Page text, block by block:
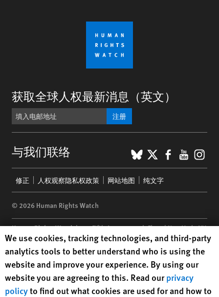
获取全球人权最新消息（英文）
注册
与我们联络 BlueSky
X
menu
修正 人权观察隐私权政策 网站地图 纯文字
© 2026 Human Rights Watch
Human Rights Watch| 350 Fifth Avenue, 34th Floor | New York,NY
10118-3299USA|t 1.212.290.4700
Human Rights Watchis a 501(C)(3) nonprofit registered in the US
under EIN: 13-2875808
Human Rights Watch cookie preferences
We use cookies, tracking technologies, and third-party
analytics tools to better understand who is using the
website and improve your experience. By using our
website you are agreeing to this. Read ourprivacy
policyto find out what cookies are used for and how to